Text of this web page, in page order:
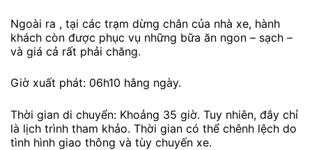
Ngoài ra , tại các trạm dừng chân của nhà xe, hành
khách còn được phục vụ những bữa ăn ngon – sạch –
và giá cả rất phải chăng.
Giờ xuất phát: 06h10 hằng ngày.
Thời gian di chuyển: Khoảng 35 giờ. Tuy nhiên, đây chỉ
là lịch trình tham khảo. Thời gian có thể chênh lệch do
tình hình giao thông và tùy chuyến xe.